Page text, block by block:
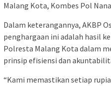
Malang Kota, Kombes Pol
Dalam keterangannya, AKBP
penghargaan ini adalah hasil
Polresta Malang Kota dalam
prinsip efisiensi dan
“Kami memastikan setiap